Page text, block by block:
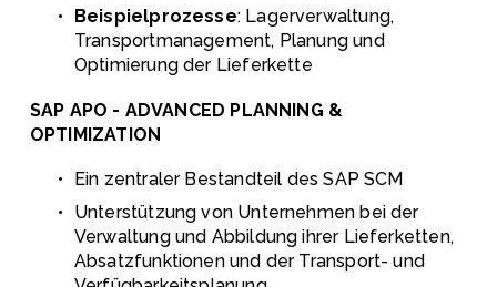
Beispielprozesse: Lagerverwaltung,
Transportmanagement, Planung und
Optimierung der Lieferkette
SAP APO - ADVANCED PLANNING &
OPTIMIZATION
Ein zentraler Bestandteil des SAP SCM
Unterstützung von Unternehmen bei der
Verwaltung und Abbildung ihrer Lieferketten,
Absatzfunktionen und der Transport- und